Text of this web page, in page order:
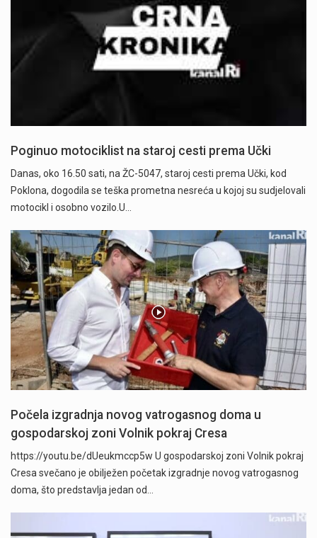
Poginuo motociklist na staroj cesti prema Učki
Danas, oko 16.50 sati, na ŽC-5047, staroj cesti prema Učki, kod
Poklona, dogodila se teška prometna nesreća u kojoj su sudjelovali
motocikl i osobno vozilo.U…
Počela izgradnja novog vatrogasnog doma u
gospodarskoj zoni Volnik pokraj Cresa
https://youtu.be/dUeukmccp5w U gospodarskoj zoni Volnik pokraj
Cresa svečano je obilježen početak izgradnje novog vatrogasnog
doma, što predstavlja jedan od…